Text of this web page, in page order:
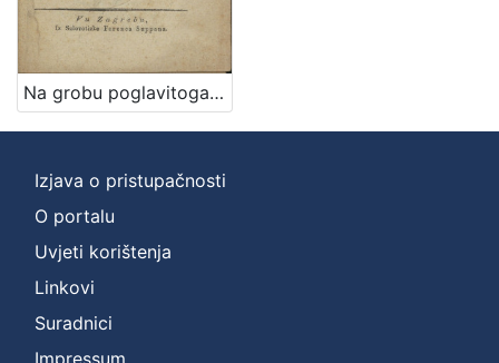
Na grobu poglavitoga i preizvishenoga horvatzkoga domorodca gozpodina Henrika Mixicha od Dolnyega Lukavca, ... koteri na veliku salozt verneh trojjedne domovine szinov 18. proszinca 1832 vu cvétu sitka szvoga preminushe / [G.]
Izjava o pristupačnosti
O portalu
Uvjeti korištenja
Linkovi
Suradnici
Impressum